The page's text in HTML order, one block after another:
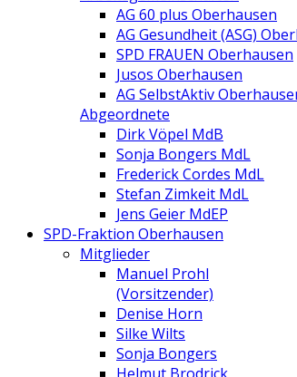
AG 60 plus Oberhausen
AG Gesundheit (ASG)
SPD FRAUEN Oberhausen
Jusos Oberhausen
AG SelbstAktiv
Abgeordnete
Dirk Vöpel MdB
Sonja Bongers MdL
Frederick Cordes MdL
Stefan Zimkeit MdL
Jens Geier MdEP
SPD-Fraktion Oberhausen
Mitglieder
Manuel Prohl
(Vorsitzender)
Denise Horn
Silke Wilts
Sonja Bongers